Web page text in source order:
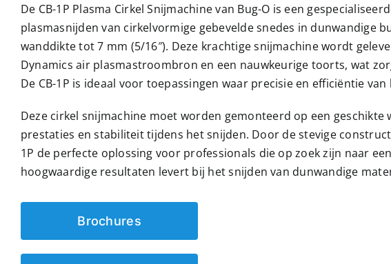
De CB-1P Plasma Cirkel Snijmachine van Bug-O is een
plasmasnijden van cirkelvormige gebevelde snedes in dunwandige
wanddikte tot 7 mm (5/16″). Deze krachtige snijmachine wordt
Dynamics air plasmastroombron en een nauwkeurige toorts, wat
De CB-1P is ideaal voor toepassingen waar precisie en efficiëntie
Deze cirkel snijmachine moet worden gemonteerd op een
prestaties en stabiliteit tijdens het snijden. Door de stevige
1P de perfecte oplossing voor professionals die op zoek zijn naar
hoogwaardige resultaten levert bij het snijden van dunwandige
Brochures